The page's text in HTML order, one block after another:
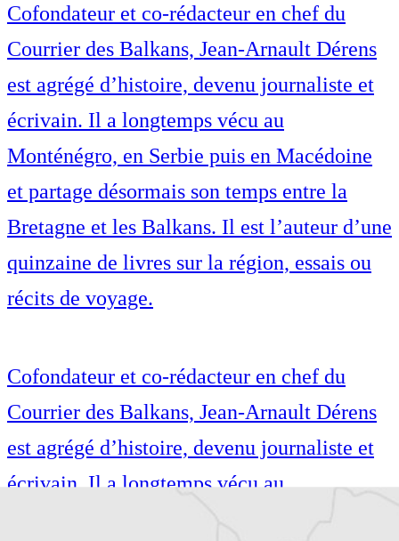
Cofondateur et co-rédacteur en chef du
Courrier des Balkans, Jean-Arnault Dérens
est agrégé d’histoire, devenu journaliste et
écrivain. Il a longtemps vécu au
Monténégro, en Serbie puis en Macédoine
et partage désormais son temps entre la
Bretagne et les Balkans. Il est l’auteur d’une
quinzaine de livres sur la région, essais ou
récits de voyage.
Cofondateur et co-rédacteur en chef du
Courrier des Balkans, Jean-Arnault Dérens
est agrégé d’histoire, devenu journaliste et
écrivain. Il a longtemps vécu au